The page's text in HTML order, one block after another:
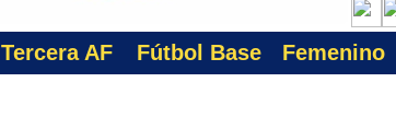
Tercera AF Fútbol Base Femenino